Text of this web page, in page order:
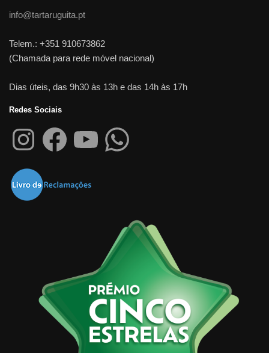
info@tartaruguita.pt
Telem.: +351 910673862
(Chamada para rede móvel nacional)
Dias úteis, das 9h30 às 13h e das 14h às 17h
Redes Sociais